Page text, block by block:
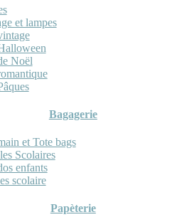
et lampes
Noël
Bagagerie
et Tote bags
Scolaires
enfants
scolaire
Papèterie